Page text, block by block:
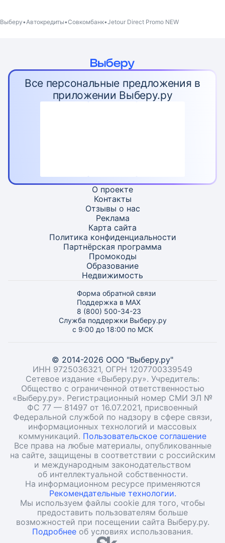
Выберу Автокредиты Совкомбанк Jetour Direct Promo NEW
Все персональные предложения в
приложении Выберу.ру
О проекте
Контакты
Отзывы о нас
Реклама
Карта сайта
Политика конфиденциальности
Партнёрская программа
Промокоды
Образование
Недвижимость
Форма обратной связи
Поддержка в MAX
8 (800) 500-34-23
Служба поддержки Выберу.ру
с 9:00 до 18:00 по МСК
© 2014-2026 ООО "Выберу.ру"
ИНН 9725036321, ОГРН 1207700339549
Сетевое издание «Выберу.ру». Учредитель:
Общество с ограниченной ответственностью
«Выберу.ру». Регистрационный номер СМИ ЭЛ №
ФС 77 — 81497 от 16.07.2021, присвоенный
Федеральной службой по надзору в сфере связи,
информационных технологий и массовых
коммуникаций. Пользовательское соглашение
Все права на любые материалы, опубликованные
на сайте, защищены в соответствии с российским
и международным законодательством
об интеллектуальной собственности.
На информационном ресурсе применяются
Рекомендательные технологии.
Мы используем файлы cookie для того, чтобы
предоставить пользователям больше
возможностей при посещении сайта Выберу.ру.
Подробнее об условиях использования.